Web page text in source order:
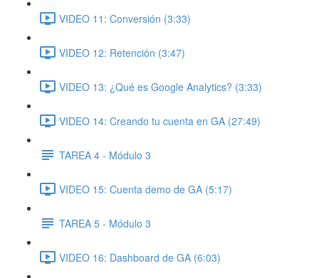
VIDEO 11: Conversión (3:33)
VIDEO 12: Retención (3:47)
VIDEO 13: ¿Qué es Google Analytics? (3:33)
VIDEO 14: Creando tu cuenta en GA (27:49)
TAREA 4 - Módulo 3
VIDEO 15: Cuenta demo de GA (5:17)
TAREA 5 - Módulo 3
VIDEO 16: Dashboard de GA (6:03)